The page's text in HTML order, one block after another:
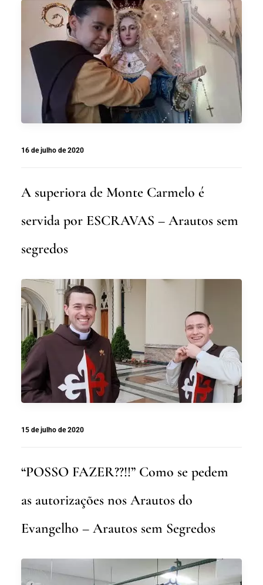
16 de julho de 2020
A superiora de Monte Carmelo é
servida por ESCRAVAS – Arautos sem
segredos
15 de julho de 2020
“POSSO FAZER??!!” Como se pedem
as autorizações nos Arautos do
Evangelho – Arautos sem Segredos